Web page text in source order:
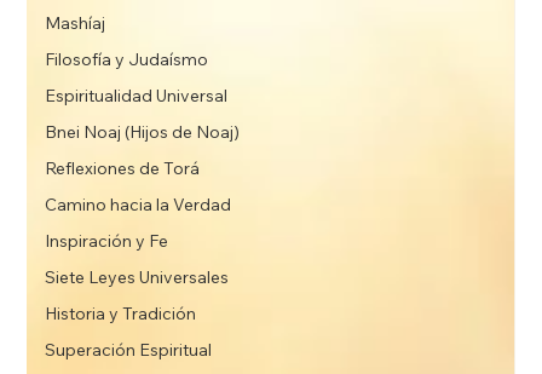
Mashíaj
Filosofía y Judaísmo
Espiritualidad Universal
Bnei Noaj (Hijos de Noaj)
Reflexiones de Torá
Camino hacia la Verdad
Inspiración y Fe
Siete Leyes Universales
Historia y Tradición
Superación Espiritual